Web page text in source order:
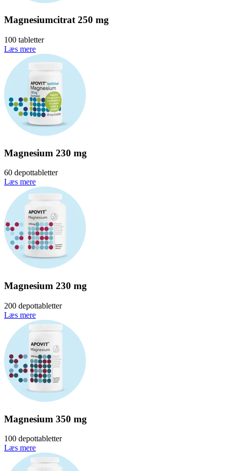
Magnesiumcitrat 250 mg
100 tabletter
Læs mere
Magnesium 230 mg
60 depottabletter
Læs mere
Magnesium 230 mg
200 depottabletter
Læs mere
Magnesium 350 mg
100 depottabletter
Læs mere